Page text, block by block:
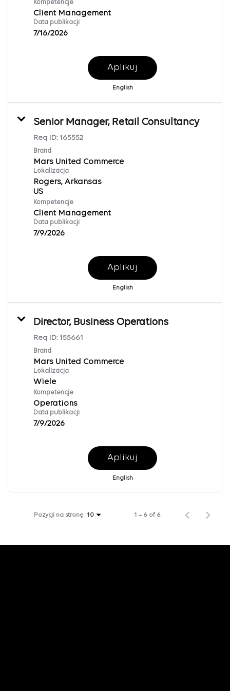
Kompetencje
Client Management
Data publikacji
7/16/2026
Aplikuj
English
Senior Manager, Retail Consultancy
Req ID: 165552
Brand
Mars United Commerce
Lokalizacja
Rogers, Arkansas
Kompetencje
Client Management
Data publikacji
7/9/2026
Aplikuj
English
Director, Business Operations
Req ID: 155661
Brand
Mars United Commerce
Lokalizacja
Wiele
Kompetencje
Operations
Data publikacji
7/9/2026
Aplikuj
English
Pozycji na stronę 10 1 – 6 of 6